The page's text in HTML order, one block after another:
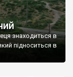
знаходиться в
підноситься в